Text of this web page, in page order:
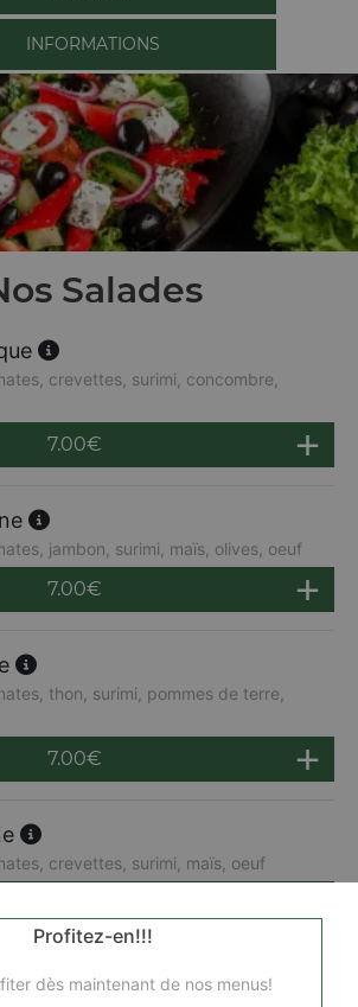
INFORMATIONS
Salades
crevettes, surimi, concombre,
7.00€
jambon, surimi, maïs, olives, oeuf
7.00€
thon, surimi, pommes de terre,
7.00€
crevettes, surimi, maïs, oeuf
Profitez-en!!!
dès maintenant de nos menus!